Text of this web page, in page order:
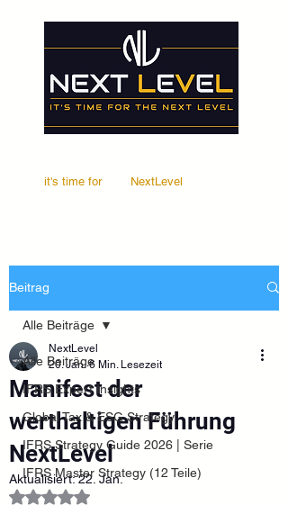
it's time for NextLevel
Beitrag
Alle Beiträge
IFRS Expert Insights
Global Tax & ESG Strategy
IFRS Strategy Guide 2026 | Serie
IFRS Master Strategy (12 Teile)
Alle Beiträge
Manifest der
werthaltigen Führung
NextLevel
NextLevel
20. Jan. 6 Min. Lesezeit
Aktualisiert:22. Jan.
Mit NaN von 5 Sternen bewertet.